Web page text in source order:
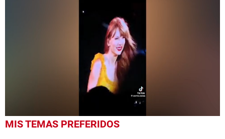
0
seconds
MIS TEMAS PREFERIDOS